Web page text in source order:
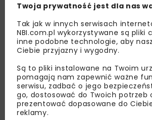
Lubisz wiedzieć więcej?
Zapisz się do newslettera aby
nas najlepsze informacje
zaproszenia na wydarzenia,
dedykowane akcje specjalne.
Twoja prywatność jest dla nas
Tak jak w innych serwisach
NBI.com.pl wykorzystywane są pliki
inne podobne technologie, aby
Ciebie przyjazny i wygodny.
Są to pliki instalowane na Twoim
pomagają nam zapewnić ważne
serwisu, zadbać o jego
go, dostosować do Twoich potrzeb
prezentować dopasowane do
reklamy.